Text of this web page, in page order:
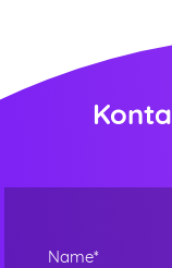
Name*
Jumlah Unit/